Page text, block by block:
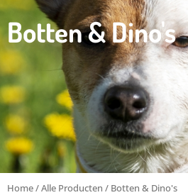
Botten & Dino's
Home/Alle Producten / Botten & Dino's